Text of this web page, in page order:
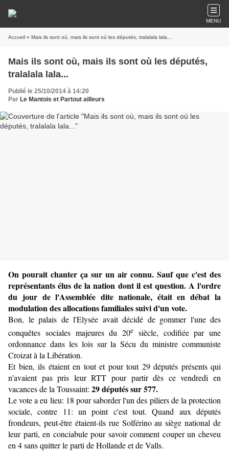
MENU
Accueil » Mais ils sont où, mais ils sont où les députés, tralalala lala...
Mais ils sont où, mais ils sont où les députés,
tralalala lala...
Publié le 25/10/2014 à 14:20
Par Le Mantois et Partout ailleurs
On pourait chanter ça sur un air connu. Sauf que c'est des
représentants élus de la nation dont il est question. A l'ordre
du jour de l'Assemblée dite nationale, était en débat la
modulation des allocations familiales suivi d'un vote.
Bon, le palais de l'Elysée avait décidé de gommer l'une des
conquêtes sociales majeures du 20e siècle, codifiée par une
ordonnance dans les lois sur la Sécu du ministre communiste
Croizat à la Libération.
Et bien, ils étaient en tout et pour tout 29 députés présents qui
n'avaient pas pris leur RTT pour partir dès ce vendredi en
vacances de la Toussaint: 29 députés sur 577.
Le vote a eu lieu: 18 pour saborder l'un des piliers de la protection
sociale, contre 11: un point c'est tout. Quand aux députés
frondeurs, peut-être étaient-ils rue Solférino au siège national de
leur parti, en conciabule pour savoir comment couper un cheveu
en 4 sans quitter le parti de Hollande et de Valls.